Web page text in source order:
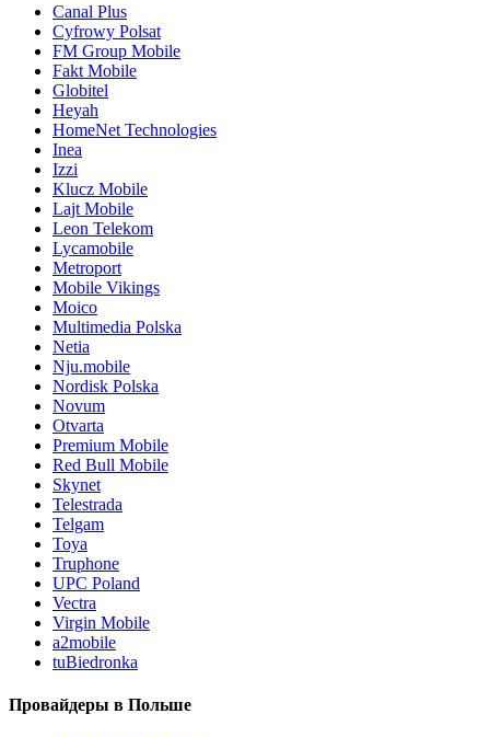
Canal Plus
Cyfrowy Polsat
FM Group Mobile
Fakt Mobile
Globitel
Heyah
HomeNet Technologies
Inea
Izzi
Klucz Mobile
Lajt Mobile
Leon Telekom
Lycamobile
Metroport
Mobile Vikings
Moico
Multimedia Polska
Netia
Nju.mobile
Nordisk Polska
Novum
Otvarta
Premium Mobile
Red Bull Mobile
Skynet
Telestrada
Telgam
Toya
Truphone
UPC Poland
Vectra
Virgin Mobile
a2mobile
tuBiedronka
Провайдеры в Польше